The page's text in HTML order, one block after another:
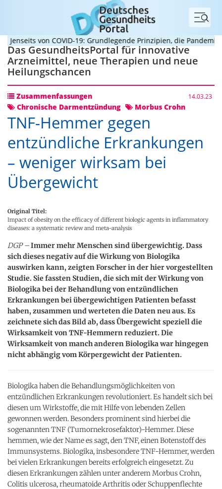
Menü
von COVID-19: Grundlegende Prinzipien, die Pandemien
Das GesundheitsPortal für innovative
Arzneimittel, neue Therapien und neue
Heilungschancen
Zusammenfassungen 14.03.23
Chronische Darmentzündung Morbus Crohn
TNF-Hemmer gegen
entzündliche Erkrankungen
– weniger wirksam bei
Übergewicht
Original Titel:
Impact of obesity on the efficacy of different biologic agents in inflammatory
diseases: a systematic review and meta-analysis
DGP –Immer mehr Menschen sind übergewichtig. Dass
sich dieses negativ auf die Wirkung von Biologika
auswirken kann, zeigten Forscher in der hier vorgestellten
Studie. Sie fassten Studien, die sich mit der Wirkung von
Biologika bei der Behandlung von entzündlichen
Erkrankungen bei übergewichtigen Patienten befasst
haben, zusammen und werteten die Daten neu aus. Es
zeichnete sich das Bild ab, dass Übergewicht speziell die
Wirksamkeit von TNF-Hemmern reduziert. Die
Wirksamkeit von manch anderen Biologika war hingegen
nicht abhängig vom Körpergewicht der Patienten.
Biologika haben die Behandlungsmöglichkeiten von
entzündlichen Erkrankungen revolutioniert. Es handelt sich bei
diesen um Wirkstoffe, die mit Hilfe von lebenden Zellen
gewonnen werden. Besonders prominent sind hierbei die
sogenannten TNF (Tumornekrosefaktor)-Hemmer. Diese
hemmen, wie der Name es sagt, den TNF, einen Botenstoff des
Immunsystems. Biologika, insbesondere TNF-Hemmer, werden
bei vielen Erkrankungen bereits erfolgreich eingesetzt. Zu
diesen Erkrankungen zählen unter anderem Morbus Crohn,
Colitis ulcerosa, rheumatoide Arthritis oder Schuppenflechte